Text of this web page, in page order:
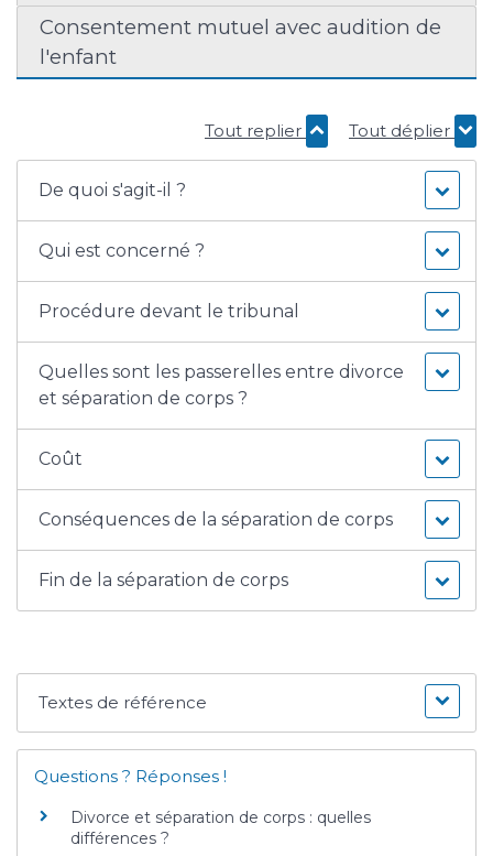
Consentement mutuel avec audition de
l'enfant
Tout replier Tout déplier
De quoi s'agit-il ?
Qui est concerné ?
Procédure devant le tribunal
Quelles sont les passerelles entre divorce
et séparation de corps ?
Coût
Conséquences de la séparation de corps
Fin de la séparation de corps
Textes de référence
Questions ? Réponses !
Divorce et séparation de corps : quelles
différences ?